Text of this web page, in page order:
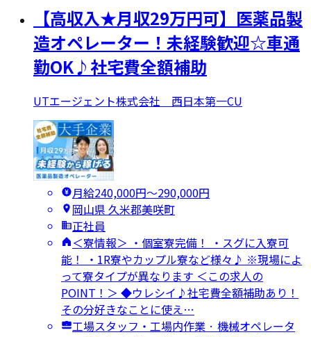
【高収入★月収29万円可】医薬品製
造オペレーター！未経験歓迎☆車通
勤OK♪社宅費全額補助
UTエージェント株式会社 西日本第一CU
月給240,000円〜290,000円
岡山県 久米郡美咲町
正社員
＜寮情報＞ ・個室寮完備！ ・スグに入寮可
能！ ・1R寮やカップル寮など様々♪ ※現場によ
って寮タイプが異なります ＜この求人の
POINT！＞ ◆ウレシイ♪社宅費全額補助あり！
その分好きなことに使え…
工場スタッフ・工場内作業 · 機械オペレータ